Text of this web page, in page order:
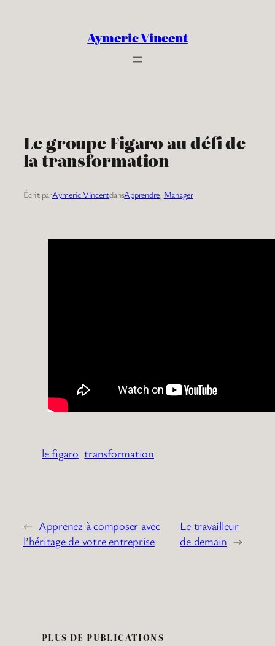
Aymeric Vincent
Le groupe Figaro au défi de
la transformation
Écrit parAymeric VincentdansApprendre, Manager
le figaro transformation
← Apprenez à composer avec
l’héritage de votre entreprise
Le travailleur
de demain →
PLUS DE PUBLICATIONS